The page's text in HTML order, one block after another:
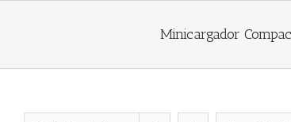
Minicargador